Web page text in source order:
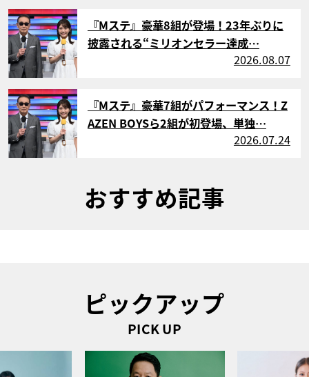
サムネイル
『Mステ』豪華8組が登場！23年ぶりに
披露される“ミリオンセラー達成…
2026.08.07
サムネイル
『Mステ』豪華7組がパフォーマンス！Z
AZEN BOYSら2組が初登場、単独…
2026.07.24
おすすめ記事
ピックアップ
PICK UP